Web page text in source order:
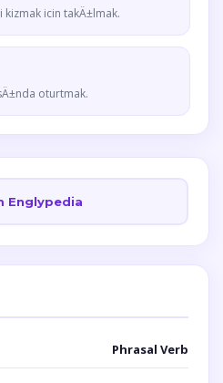
icin takÄ±lmak.
oturtmak.
Englypedia
Phrasal Verb